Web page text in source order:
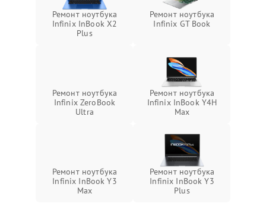
Ремонт ноутбука
Infinix InBook X2
Plus
Ремонт ноутбука
Infinix GT Book
Ремонт ноутбука
Infinix ZeroBook
Ultra
Ремонт ноутбука
Infinix InBook Y4H
Max
Ремонт ноутбука
Infinix InBook Y3
Max
Ремонт ноутбука
Infinix InBook Y3
Plus